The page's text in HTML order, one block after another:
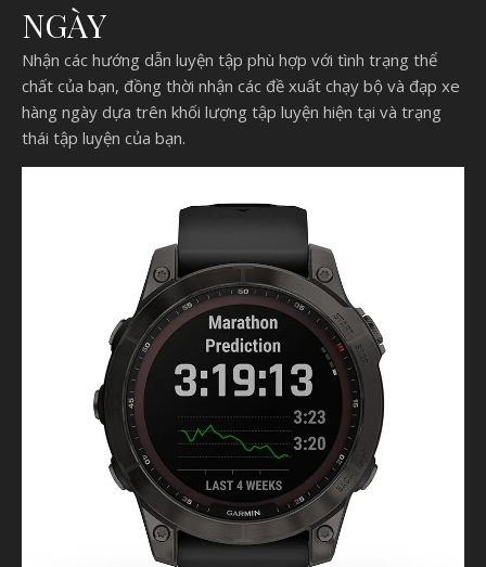
NGÀY
Nhận các hướng dẫn luyện tập phù hợp với tình trạng thể
chất của bạn, đồng thời nhận các đề xuất chạy bộ và đạp xe
hàng ngày dựa trên khối lượng tập luyện hiện tại và trạng
thái tập luyện của bạn.